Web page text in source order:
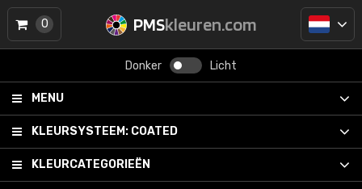
PMSkleuren.com
Donker Licht
MENU
KLEURSYSTEEM: COATED
KLEURCATEGORIEËN
0